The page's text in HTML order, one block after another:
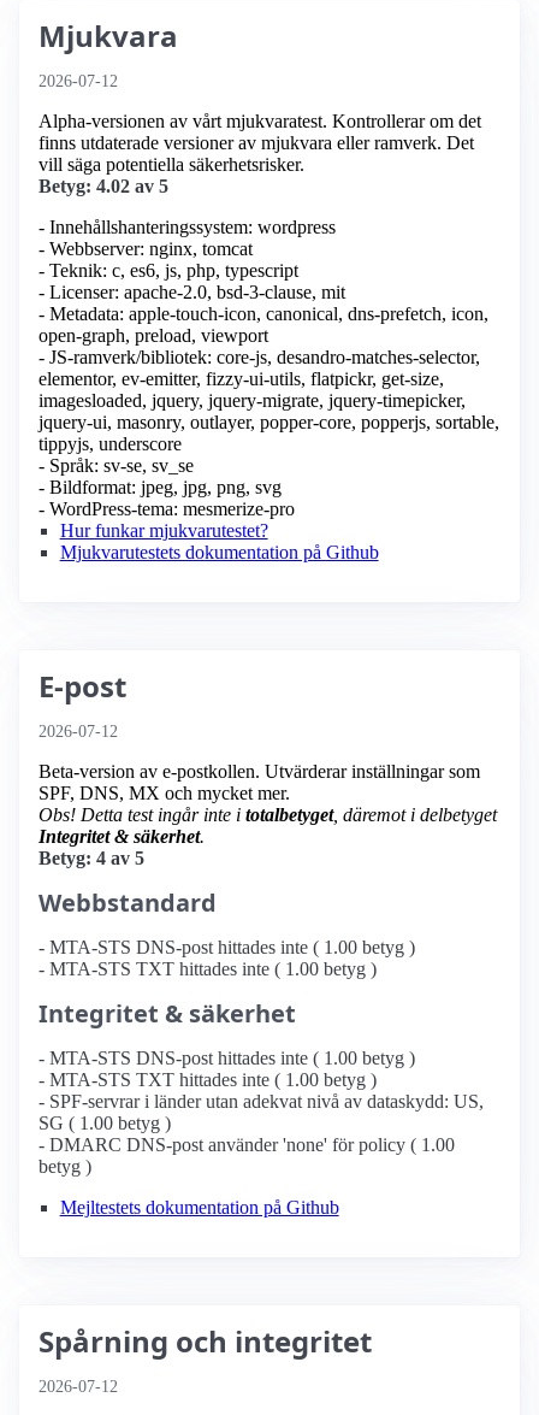
Mjukvara
2026-07-12
Alpha-versionen av vårt mjukvaratest. Kontrollerar om det
finns utdaterade versioner av mjukvara eller ramverk. Det
vill säga potentiella säkerhetsrisker.
Betyg: 4.02 av 5
- Innehållshanteringssystem: wordpress
- Webbserver: nginx, tomcat
- Teknik: c, es6, js, php, typescript
- Licenser: apache-2.0, bsd-3-clause, mit
- Metadata: apple-touch-icon, canonical, dns-prefetch, icon,
open-graph, preload, viewport
- JS-ramverk/bibliotek: core-js, desandro-matches-selector,
elementor, ev-emitter, fizzy-ui-utils, flatpickr, get-size,
imagesloaded, jquery, jquery-migrate, jquery-timepicker,
jquery-ui, masonry, outlayer, popper-core, popperjs, sortable,
tippyjs, underscore
- Språk: sv-se, sv_se
- Bildformat: jpeg, jpg, png, svg
- WordPress-tema: mesmerize-pro
Hur funkar mjukvarutestet?
Mjukvarutestets dokumentation på Github
E-post
2026-07-12
Beta-version av e-postkollen. Utvärderar inställningar som
SPF, DNS, MX och mycket mer.
Obs! Detta test ingår inte i totalbetyget, däremot i delbetyget
Integritet & säkerhet.
Betyg: 4 av 5
Webbstandard
- MTA-STS DNS-post hittades inte ( 1.00 betyg )
- MTA-STS TXT hittades inte ( 1.00 betyg )
Integritet & säkerhet
- MTA-STS DNS-post hittades inte ( 1.00 betyg )
- MTA-STS TXT hittades inte ( 1.00 betyg )
- SPF-servrar i länder utan adekvat nivå av dataskydd: US,
SG ( 1.00 betyg )
- DMARC DNS-post använder 'none' för policy ( 1.00
betyg )
Mejltestets dokumentation på Github
Spårning och integritet
2026-07-12